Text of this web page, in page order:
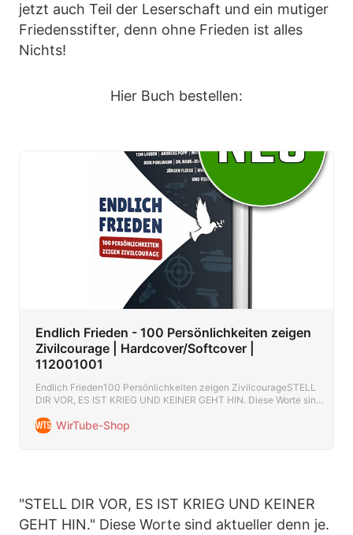
jetzt auch Teil der Leserschaft und ein mutiger
Friedensstifter, denn ohne Frieden ist alles
Nichts!
Hier Buch bestellen:
Endlich Frieden - 100 Persönlichkeiten zeigen
Zivilcourage | Hardcover/Softcover |
112001001
Endlich Frieden100 Persönlichkeiten zeigen ZivilcourageSTELL
DIR VOR, ES IST KRIEG UND KEINER GEHT HIN. Diese Worte sind
ganz auf Krieg programmiert wurden, entstand die einzigartige
WirTube-Shop
"STELL DIR VOR, ES IST KRIEG UND KEINER
GEHT HIN." Diese Worte sind aktueller denn je.